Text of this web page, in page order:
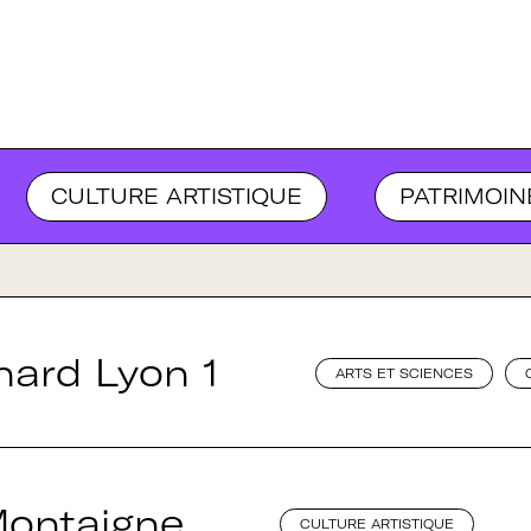
CULTURE ARTISTIQUE
FRANCHE-COMTÉ
Lyon 1 ARTS ET SCIENCES
CULTURE ARTISTIQUE